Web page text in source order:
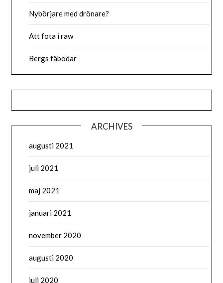
Nybörjare med drönare?
Att fota i raw
Bergs fäbodar
ARCHIVES
augusti 2021
juli 2021
maj 2021
januari 2021
november 2020
augusti 2020
juli 2020